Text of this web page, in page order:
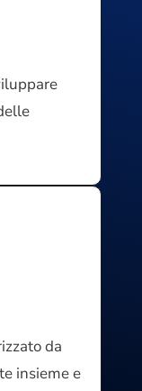
da
insieme e